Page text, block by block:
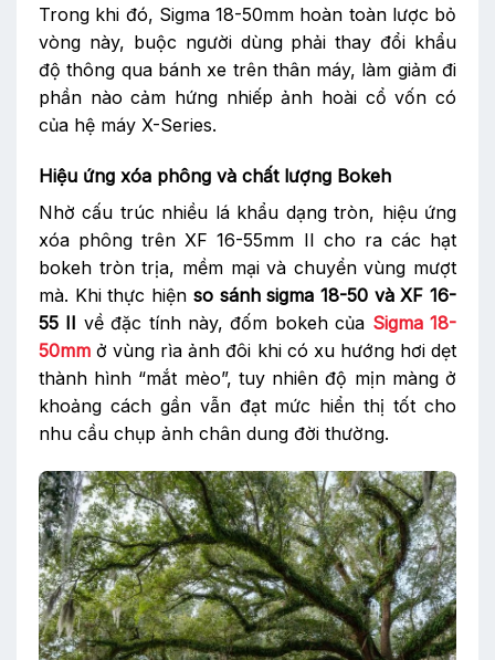
Trong khi đó, Sigma 18-50mm hoàn toàn lược bỏ
vòng này, buộc người dùng phải thay đổi khẩu
độ thông qua bánh xe trên thân máy, làm giảm đi
phần nào cảm hứng nhiếp ảnh hoài cổ vốn có
của hệ máy X-Series.
Hiệu ứng xóa phông và chất lượng Bokeh
Nhờ cấu trúc nhiều lá khẩu dạng tròn, hiệu ứng
xóa phông trên XF 16-55mm II cho ra các hạt
bokeh tròn trịa, mềm mại và chuyển vùng mượt
mà. Khi thực hiện so sánh sigma 18-50 và XF 16-
55 II về đặc tính này, đốm bokeh của Sigma 18-
50mm ở vùng rìa ảnh đôi khi có xu hướng hơi dẹt
thành hình “mắt mèo”, tuy nhiên độ mịn màng ở
khoảng cách gần vẫn đạt mức hiển thị tốt cho
nhu cầu chụp ảnh chân dung đời thường.